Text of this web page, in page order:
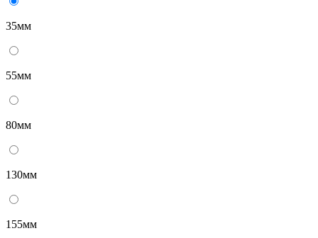
35мм
55мм
80мм
130мм
155мм